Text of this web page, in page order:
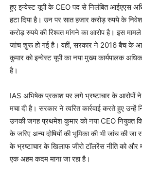
हुए इन्वेस्ट यूपी के CEO पद से निलंबित आईएएस
हटा दिया है। उन पर सात हजार करोड़ रुपये के
करोड़ रुपये की रिश्वत मांगने का आरोप है। इस
जांच शुरू हो गई है। वहीं, सरकार ने 2016 बैच के
कुमार को इन्वेस्ट यूपी का नया मुख्य कार्यपालक
है।
IAS अभिषेक प्रकाश पर लगे भ्रष्टाचार के आरोपों
मचा दी है। सरकार ने त्वरित कार्रवाई करते हुए उन्हें
उनकी जगह प्रथमेश कुमार को नया CEO नियुक्त
के जरिए अन्य दोषियों की भूमिका की भी जांच की जा
के भ्रष्टाचार के खिलाफ जीरो टॉलरेंस नीति को
एक अहम कदम माना जा रहा है।